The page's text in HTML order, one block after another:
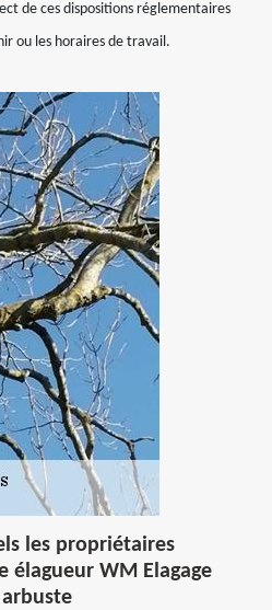
de ces dispositions réglementaires
ou les horaires de travail.
les propriétaires
élagueur WM Elagage
arbuste